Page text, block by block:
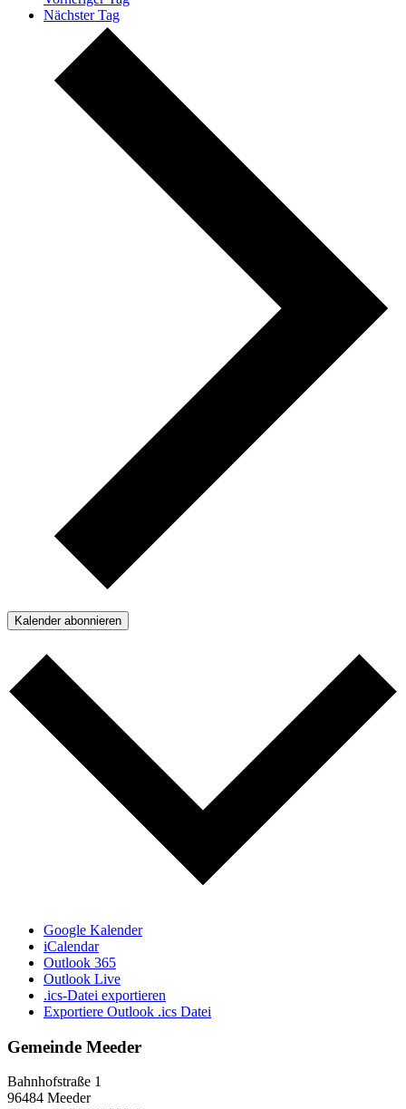
Nächster Tag
Kalender abonnieren
Google Kalender
iCalendar
Outlook 365
Outlook Live
.ics-Datei exportieren
Exportiere Outlook .ics Datei
Gemeinde Meeder
Bahnhofstraße 1
96484 Meeder